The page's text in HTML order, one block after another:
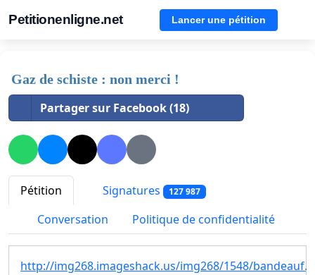
Petitionenligne.net Lancer une pétition
Gaz de schiste : non merci !
Partager sur Facebook (18)
Pétition Signatures 127 987
Conversation Politique de confidentialité
http://img268.imageshack.us/img268/1548/